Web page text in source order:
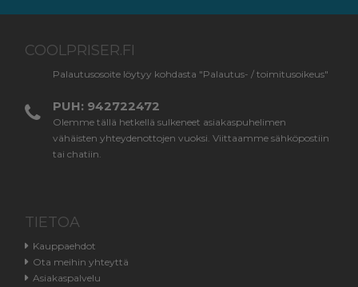
COOLPRISER.FI
Palautusosoite löytyy kohdasta "Palautus- / toimitusoikeus"
PUH: 942722472
Olemme tällä hetkellä sulkeneet asiakaspuhelimen
vähäisten yhteydenottojen vuoksi. Viittaamme sähköpostiin
tai chatiin.
TIETOA
Kauppaehdot
Ota meihin yhteyttä
Asiakaspalvelu